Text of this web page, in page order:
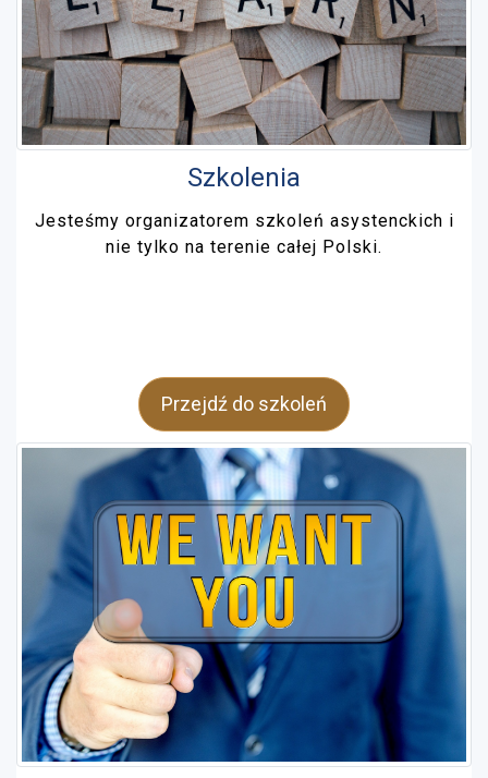
Szkolenia
Jesteśmy organizatorem szkoleń asystenckich i
nie tylko na terenie całej Polski.
Przejdź do szkoleń